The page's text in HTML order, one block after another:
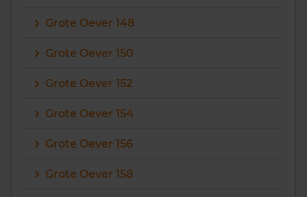
Grote Oever 148
Grote Oever 150
Grote Oever 152
Grote Oever 154
Grote Oever 156
Grote Oever 158